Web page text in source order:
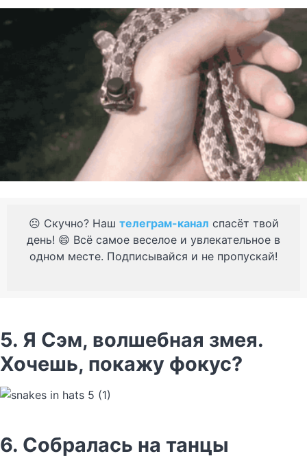
☹️ Скучно? Наш телеграм-канал спасёт твой
день! 😄 Всё самое веселое и увлекательное в
одном месте. Подписывайся и не пропускай!
5. Я Сэм, волшебная змея.
Хочешь, покажу фокус?
6. Собралась на танцы